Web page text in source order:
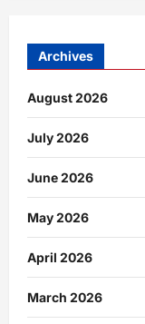
Archives
August 2026
July 2026
June 2026
May 2026
April 2026
March 2026